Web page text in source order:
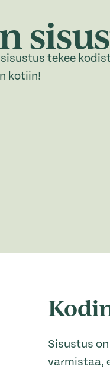
tekee
kotiin!
Sisustus
varmistaa,